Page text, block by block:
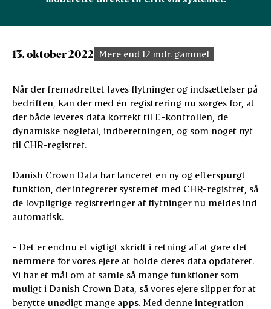
13. oktober 2022 Mere end 12 mdr. gammel
Når der fremadrettet laves flytninger og indsættelser på
bedriften, kan der med én registrering nu sørges for, at
der både leveres data korrekt til E-kontrollen, de
dynamiske nøgletal, indberetningen, og som noget nyt
til CHR-registret.
Danish Crown Data har lanceret en ny og efterspurgt
funktion, der integrerer systemet med CHR-registret, så
de lovpligtige registreringer af flytninger nu meldes ind
automatisk.
- Det er endnu et vigtigt skridt i retning af at gøre det
nemmere for vores ejere at holde deres data opdateret.
Vi har et mål om at samle så mange funktioner som
muligt i Danish Crown Data, så vores ejere slipper for at
benytte unødigt mange apps. Med denne integration